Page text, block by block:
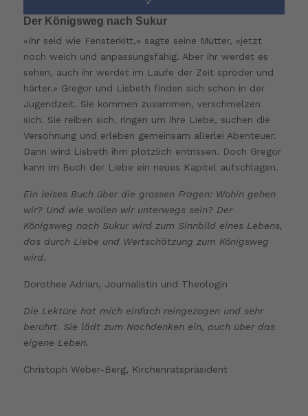
Der Königsweg nach Sukur
«Ihr seid wie Fensterkitt,» sagte seine Mutter, «jetzt
noch weich und anpassungsfähig. Aber ihr werdet es
sehen, auch ihr werdet im Laufe der Zeit spröder und
härter.» Gregor und Lisbeth finden sich schon in der
Jugendzeit. Sie kommen zusammen, verschmelzen
sich. Sie reiben sich, ringen um ihre Liebe, suchen die
Versöhnung und erleben gemeinsam allerlei Abenteuer.
Dann wird Lisbeth ihm plötzlich entrissen. Doch Gregor
kann im Buch der Liebe ein neues Kapitel aufschlagen.
Ein leises Buch über die grossen Fragen: Wohin gehen
wir? Und wie wollen wir unterwegs sein? Der
Königsweg nach Sukur wird zum Sinnbild eines Lebens,
das durch Liebe und Wertschätzung zum Königsweg
wird.
Dorothee Adrian, Journalistin und Theologin
Die Lektüre hat mich einfach reingezogen und sehr
berührt. Sie lädt zum Nachdenken ein, auch über das
eigene Leben.
Christoph Weber-Berg, Kirchenratspräsident